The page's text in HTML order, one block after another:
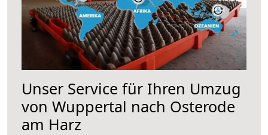
Unser Service für Ihren Umzug
von Wuppertal nach Osterode
am Harz